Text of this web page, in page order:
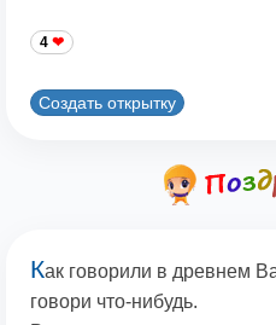
4
Создать открытку
Как говорили в древнем
говори что-нибудь.